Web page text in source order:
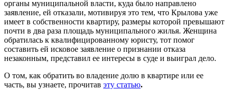
органы муниципальной власти, куда было направлено
заявление, ей отказали, мотивируя это тем, что Крылова уже
имеет в собственности квартиру, размеры которой превышают
почти в два раза площадь муниципального жилья. Женщина
обратилась к квалифицированному юристу, тот помог
составить ей исковое заявление о признании отказа
незаконным, представил ее интересы в суде и выиграл дело.
О том, как обратить во владение долю в квартире или ее
часть, вы узнаете, прочитав эту статью.